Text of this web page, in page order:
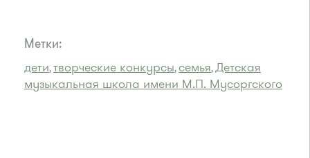
Метки:
дети,творческие конкурсы, семья,Детская
музыкальная школа имени М.П. Мусоргского